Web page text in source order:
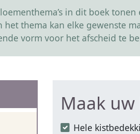
in dit boek tonen
thema kan elke gewenste
vorm voor het afscheid te
Maak uw
Hele